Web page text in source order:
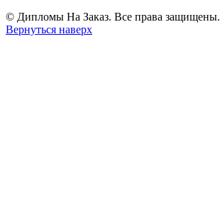
© Дипломы На Заказ. Все права защищены.
Вернуться наверх